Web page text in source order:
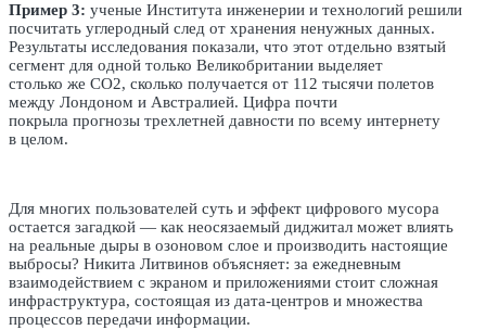
Пример 3: ученые Института инженерии и технологий решили
посчитать углеродный след от хранения ненужных данных.
Результаты исследования показали, что этот отдельно взятый
сегмент для одной только Великобритании выделяет
столько же CO2, сколько получается от 112 тысячи полетов
между Лондоном и Австралией. Цифра почти
покрыла прогнозы трехлетней давности по всему интернету
в целом.
Для многих пользователей суть и эффект цифрового мусора
остается загадкой — как неосязаемый диджитал может влиять
на реальные дыры в озоновом слое и производить настоящие
выбросы? Никита Литвинов объясняет: за ежедневным
взаимодействием с экраном и приложениями стоит сложная
инфраструктура, состоящая из дата-центров и множества
процессов передачи информации.